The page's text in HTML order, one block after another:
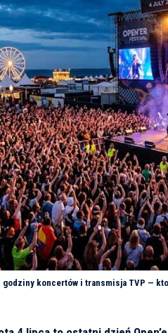
godziny koncertów i transmisja TVP —